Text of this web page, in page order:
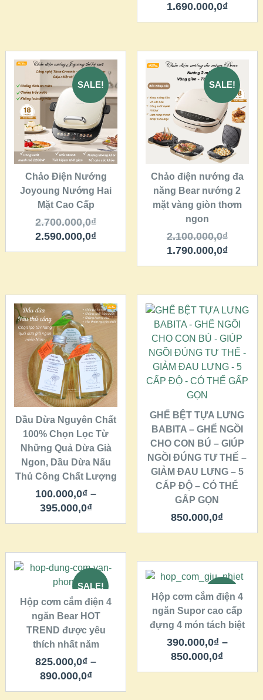
1.690.000,0₫
SALE!
QUICK LOOK
VIEW DETAILS
THÊM VÀO GIỎ
HÀNG
Chảo Điện Nướng
Joyoung Nướng Hai
Mặt Cao Cấp
2.700.000,0₫
2.590.000,0₫
SALE!
QUICK LOOK
VIEW DETAILS
THÊM VÀO GIỎ
HÀNG
Chảo điện nướng đa
năng Bear nướng 2
mặt vàng giòn thơm
ngon
2.100.000,0₫
1.790.000,0₫
QUICK LOOK
VIEW DETAILS
CHỌN
Dầu Dừa Nguyên Chất
100% Chọn Lọc Từ
Những Quả Dừa Già
Ngon, Dầu Dừa Nấu
Thủ Công Chất Lượng
100.000,0₫ –
395.000,0₫
QUICK LOOK
VIEW DETAILS
CHỌN
GHẾ BỆT TỰA LƯNG
BABITA – GHẾ NGỒI
CHO CON BÚ – GIÚP
NGỒI ĐÚNG TƯ THẾ –
GIẢM ĐAU LƯNG – 5
CẤP ĐỘ – CÓ THỂ
GẤP GỌN
850.000,0₫
SALE!
QUICK LOOK
VIEW DETAILS
CHỌN
Hộp cơm cắm điện 4
ngăn Bear HOT
TREND được yêu
thích nhất năm
825.000,0₫ –
890.000,0₫
SALE!
QUICK LOOK
VIEW DETAILS
CHỌN
Hộp cơm cắm điện 4
ngăn Supor cao cấp
đựng 4 món tách biệt
390.000,0₫ –
850.000,0₫